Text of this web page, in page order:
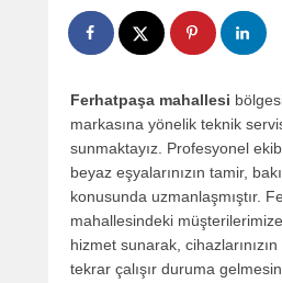
Ferhatpaşa mahallesi
markasına yönelik teknik
sunmaktayız. Profesyonel
beyaz eşyalarınızın tamir,
konusunda uzmanlaşmıştır.
mahallesindeki
hizmet sunarak,
tekrar çalışır duruma